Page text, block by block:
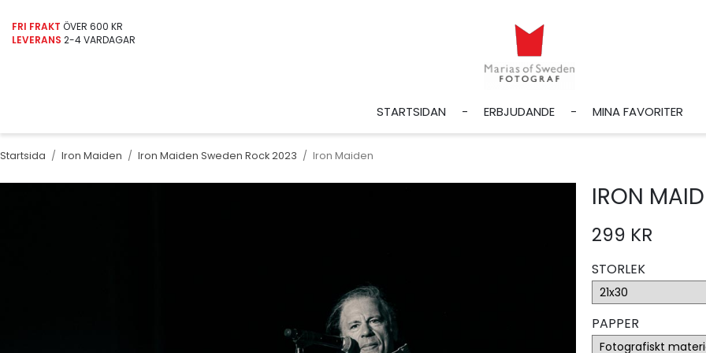
FRI FRAKT ÖVER 600 KR
LEVERANS 2-4 VARDAGAR
STARTSIDAN ERBJUDANDE MINA FAVORITER
Startsida / Iron Maiden / Iron Maiden Sweden Rock 2023 / Iron Maiden
IRON
299 KR
STORLEK
PAPPER